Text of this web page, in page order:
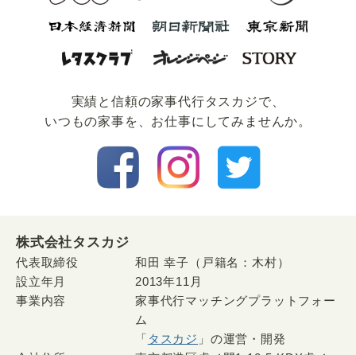
実績と信頼の家事代⾏タスカジで、
いつもの家事を、お仕事にしてみませんか。
株式会社タスカジ
代表取締役
和田 幸子（戸籍名：木村）
設立年月
2013年11月
事業内容
家事代行マッチングプラットフォー
ム
「 タスカジ 」の運営・開発